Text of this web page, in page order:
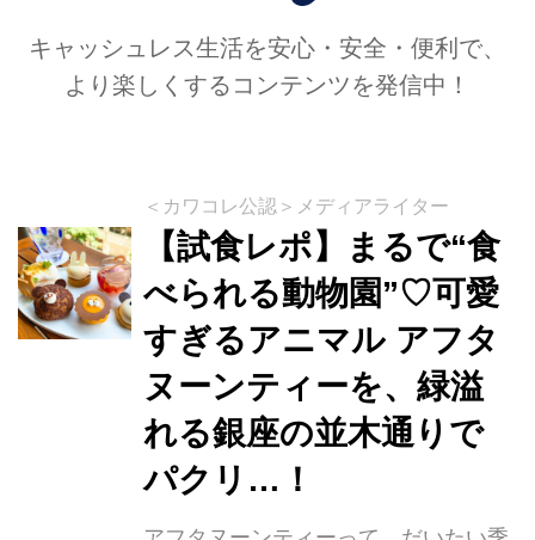
キャッシュレス生活を安心・安全・便利で、
より楽しくするコンテンツを発信中！
＜カワコレ公認＞メディアライター
【試食レポ】まるで“食
べられる動物園”♡可愛
すぎるアニマル アフタ
ヌーンティーを、緑溢
れる銀座の並木通りで
パクリ…！